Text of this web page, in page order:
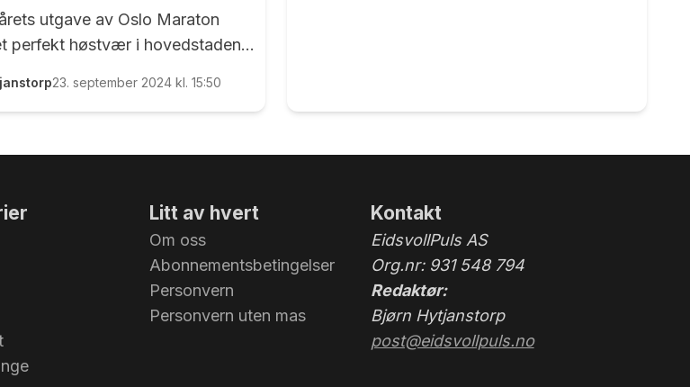
utgave av Oslo Maraton
perfekt høstvær i hovedstaden.
heter Oslo Maraton
halvmaraton og 10 km på
et meget veldisponert løp. Her har
gjemt seg midt i 3-timerstoget.
23. september 2024 kl. 15:50
Litt av hvert
Om oss
Abonnementsbetingelser
Personvern
Personvern uten mas
Kontakt
EidsvollPuls AS
Org.nr: 931 548 794
Redaktør:
Bjørn Hytjanstorp
post@eidsvollpuls.no